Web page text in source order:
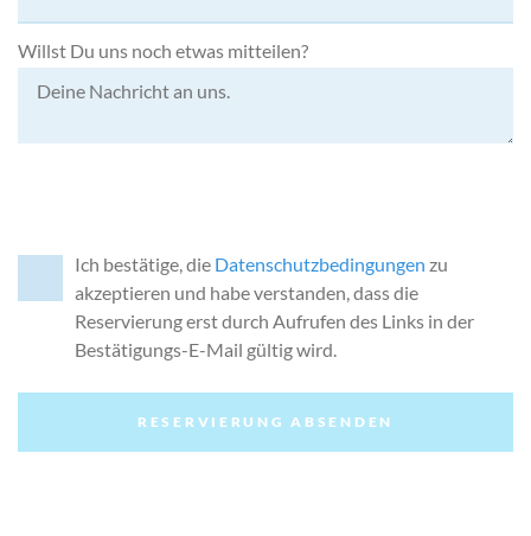
Willst Du uns noch etwas mitteilen?
Ich bestätige, die Datenschutzbedingungen zu
akzeptieren und habe verstanden, dass die
Reservierung erst durch Aufrufen des Links in der
Bestätigungs-E-Mail gültig wird.
RESERVIERUNG ABSENDEN